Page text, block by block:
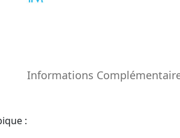
Informations
: